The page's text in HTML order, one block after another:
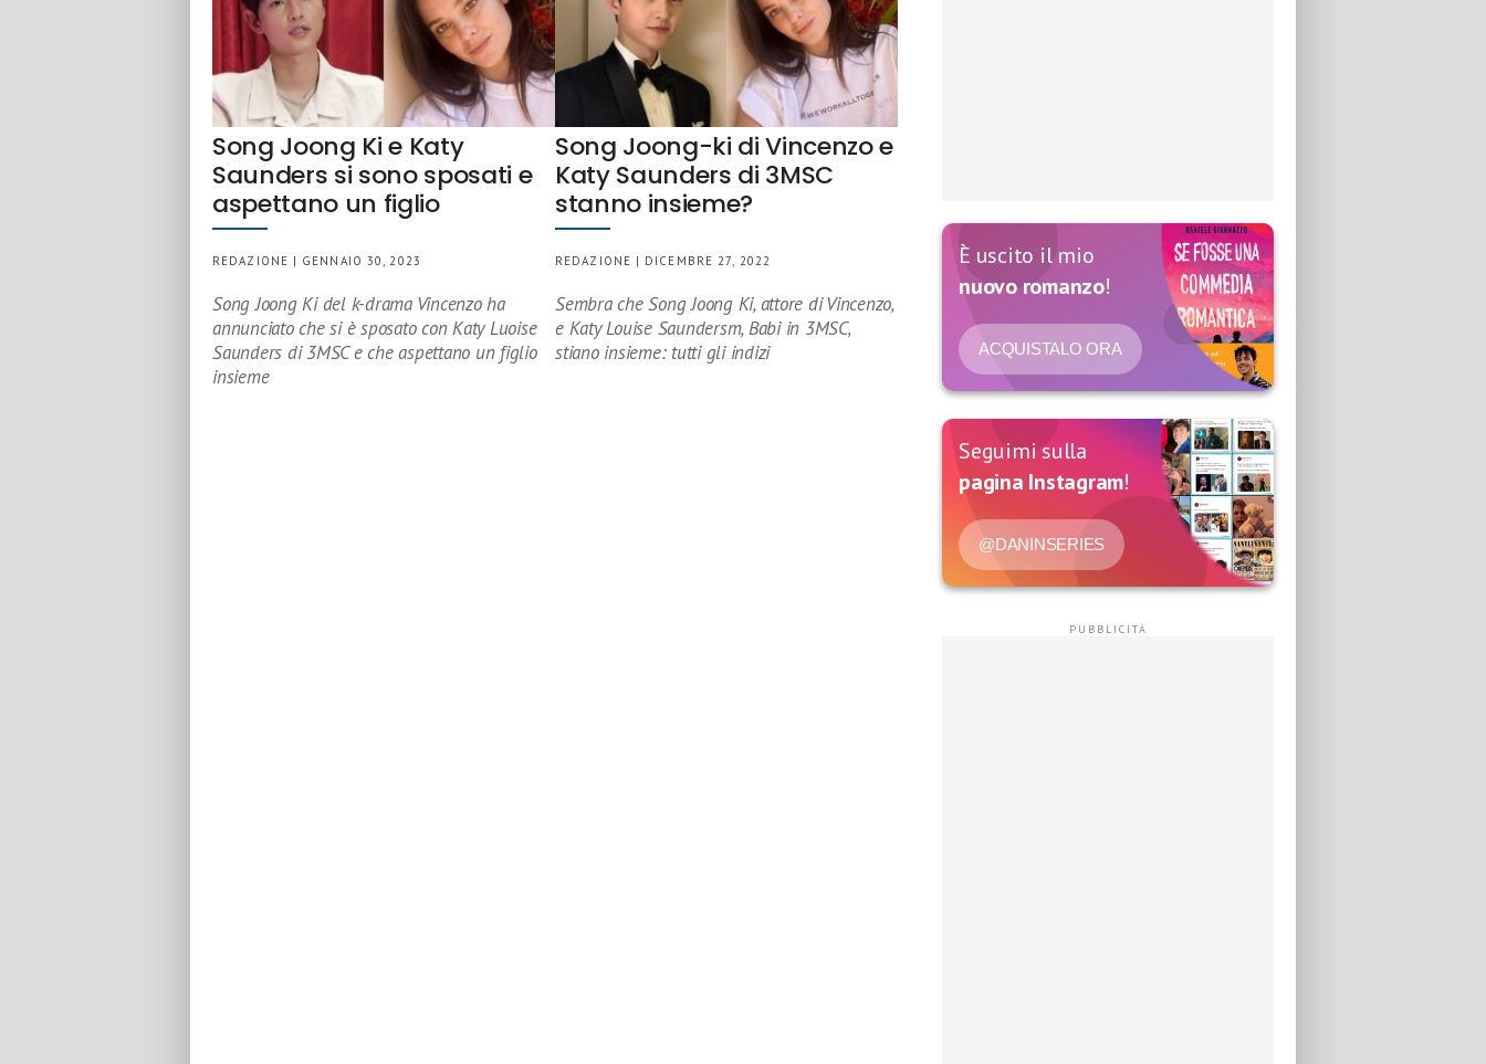
Song Joong Ki e Katy
Saunders si sono sposati e
aspettano un figlio
REDAZIONE | GENNAIO 30, 2023
Song Joong Ki del k-drama Vincenzo ha
annunciato che si è sposato con Katy Luoise
Saunders di 3MSC e che aspettano un figlio
insieme
Song Joong-ki di Vincenzo e
Katy Saunders di 3MSC
stanno insieme?
REDAZIONE | DICEMBRE 27, 2022
Sembra che Song Joong Ki, attore di Vincenzo,
e Katy Louise Saundersm, Babi in 3MSC,
stiano insieme: tutti gli indizi
È uscito il mio
nuovo romanzo!
ACQUISTALO ORA
Seguimi sulla
pagina Instagram!
@DANINSERIES